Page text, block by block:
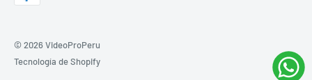
© 2026 VideoProPeru
Tecnología de Shopify